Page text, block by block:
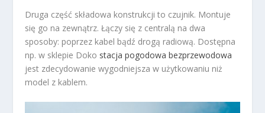
Druga część składowa konstrukcji to czujnik. Montuje
się go na zewnątrz. Łączy się z centralą na dwa
sposoby: poprzez kabel bądź drogą radiową. Dostępna
np. w sklepie Doko stacja pogodowa bezprzewodowa
jest zdecydowanie wygodniejsza w użytkowaniu niż
model z kablem.